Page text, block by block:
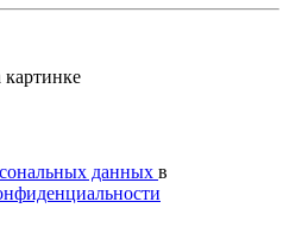
картинке
данных в